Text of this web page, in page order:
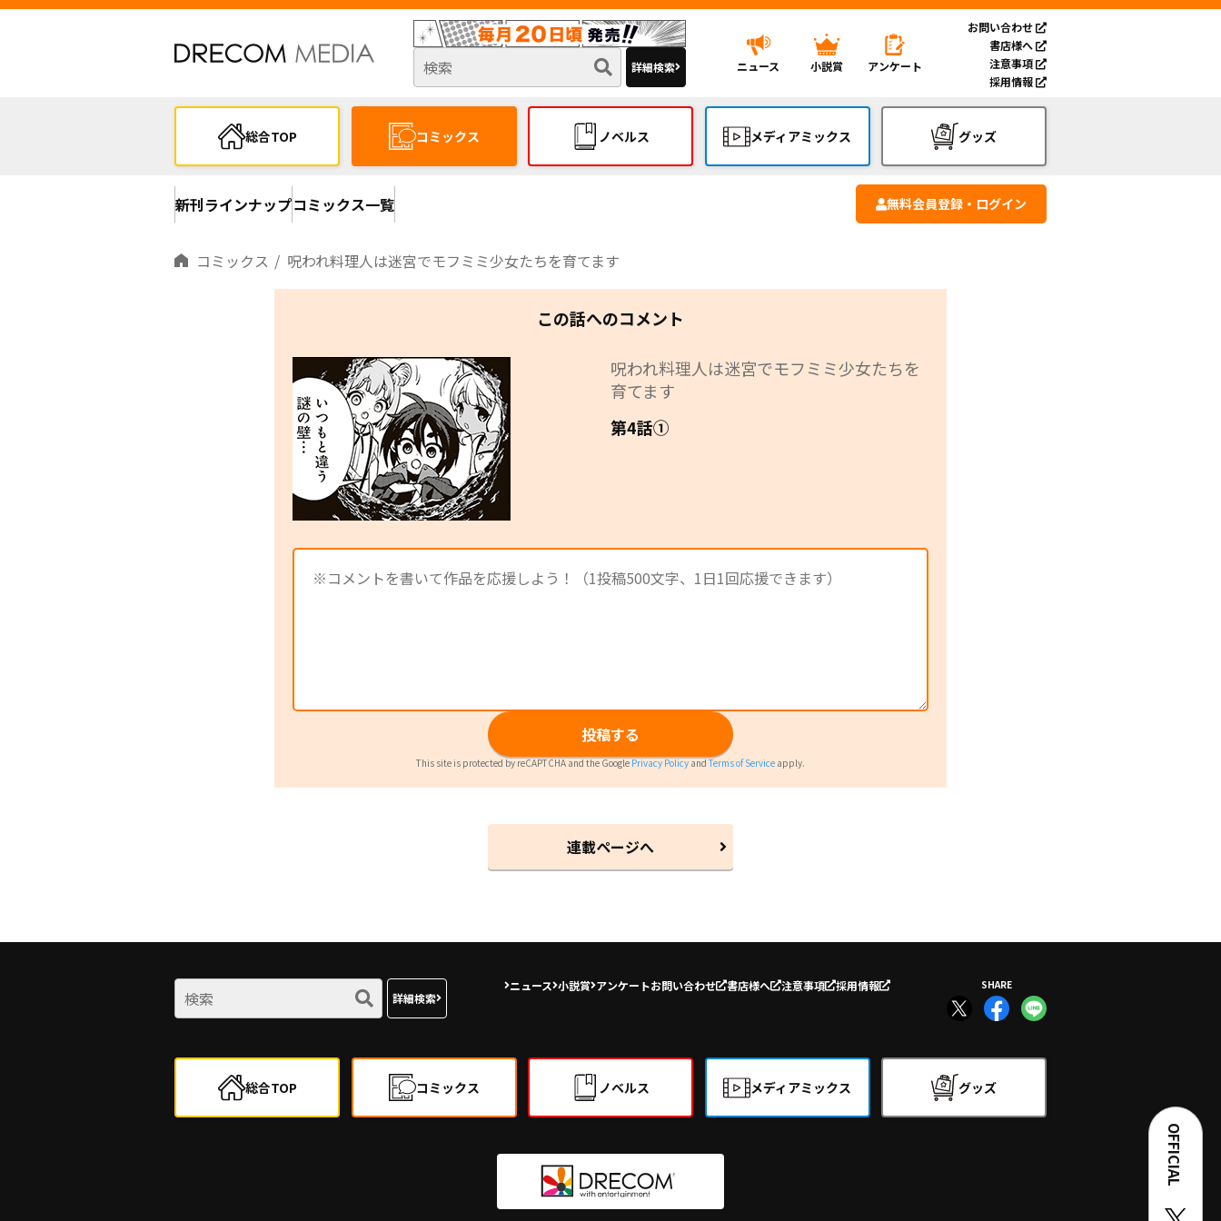
詳細検索 ニュース 小説賞 アンケート
お問い合わせ
書店様へ
注意事項
採用情報
総合TOP コミックス ノベルス メディアミックス グッズ
新刊ラインナップコミックス一覧 無料会員登録・ログイン
コミックス 呪われ料理人は迷宮でモフミミ少女たちを育てます
この話へのコメント
呪われ料理人は迷宮でモフミミ少女たちを
育てます
第4話①
投稿する
This site is protected by reCAPTCHA and the GooglePrivacy PolicyandTerms of Service apply.
連載ページへ
詳細検索
ニュース 小説賞 アンケートお問い合わせ 書店様へ 注意事項 採用情報 SHARE
総合TOP コミックス ノベルス メディアミックス グッズ
OFFICIAL